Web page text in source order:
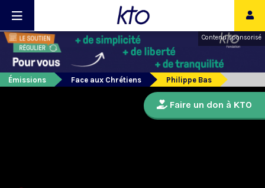
Contenu sponsorisé
Émissions Face aux Chrétiens Philippe Bas
Faire un don à KTO